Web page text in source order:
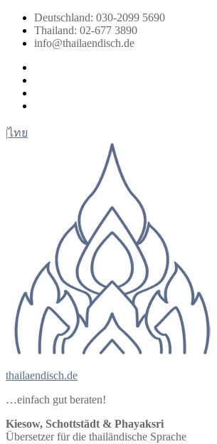
Zum
Inhalt
springen
Deutschland: 030-2099 5690
Thailand: 02-677 3890
info@thailaendisch.de
|ไทย
thailaendisch.de
…einfach gut beraten!
Kiesow, Schottstädt & Phayaksri
Übersetzer für die thailändische Sprache